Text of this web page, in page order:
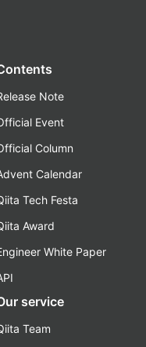
Note
Event
Column
Calendar
Tech Festa
Award
White Paper
service
Team